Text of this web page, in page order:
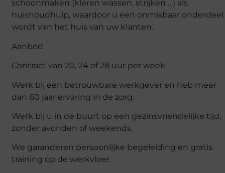
schoonmaken (kleren wassen, strijken …) als
huishoudhulp, waardoor u een onmisbaar onderdeel
wordt van het huis van uw klanten.
Aanbod
Contract van 20, 24 of 28 uur per week
Werk bij een betrouwbare werkgever en heb meer
dan 60 jaar ervaring in de zorg.
Werk bij u in de buurt op een gezinsvriendelijke tijd,
zonder avonden of weekends.
We garanderen persoonlijke begeleiding en gratis
training op de werkvloer.